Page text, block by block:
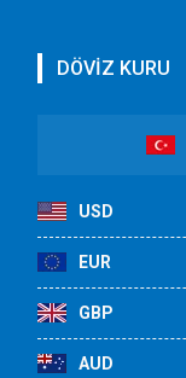
DÖVİZ KURU
USD
EUR
GBP
AUD